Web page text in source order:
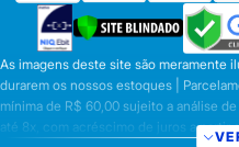
As imagens deste site são meramente
durarem os nossos estoques |
mínima de R$ 60,00 sujeito a análise
até 8x, com acréscimo de juros a partir